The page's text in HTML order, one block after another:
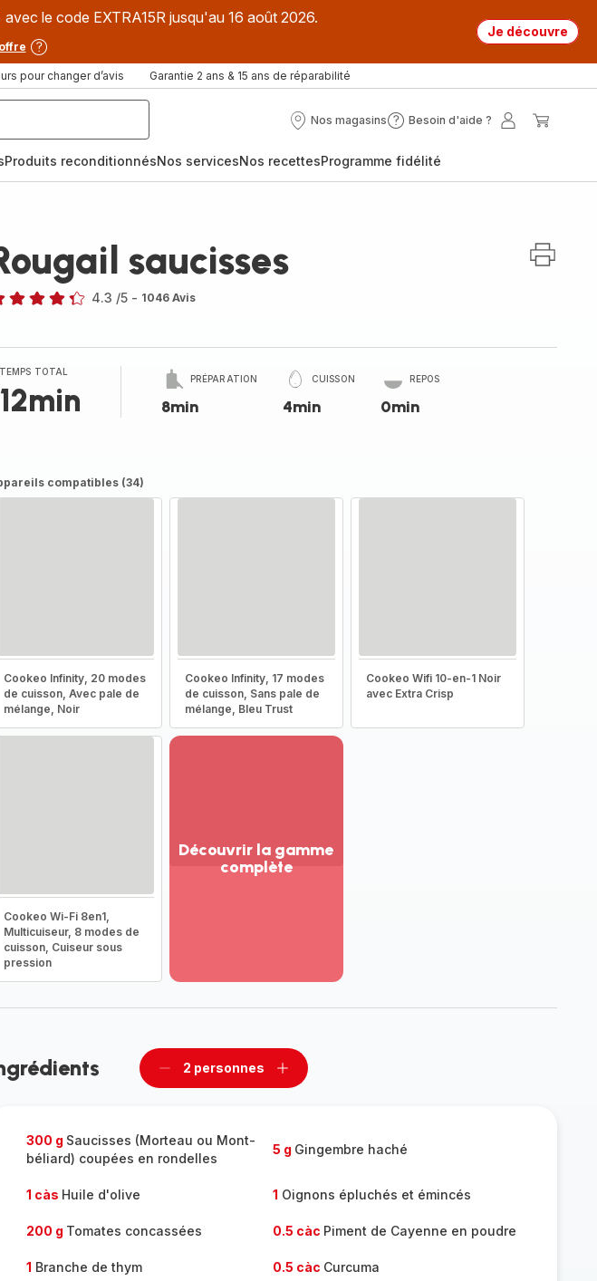
le code EXTRA15R jusqu'au 16 août 2026.
Je découvre
pour changer d’avis Garantie 2 ans & 15 ans de réparabilité
Nos magasins
Nos
Besoin d'aide ?
Besoin
?
Mon
Produits reconditionnésNos servicesNos recettesProgramme fidélité
saucisses
4.3 /5 - 1046 Avis
TEMPS TOTAL
12min
PRÉPARATION
8min
CUISSON
4min
REPOS
0min
compatibles (34)
Cookeo Infinity, 20 modes
de cuisson, Avec pale de
mélange, Noir
Cookeo Infinity, 17 modes
de cuisson, Sans pale de
mélange, Bleu Trust
Cookeo Wifi 10-en-1 Noir
avec Extra Crisp
Cookeo Wi-Fi 8en1,
Multicuiseur, 8 modes de
cuisson, Cuiseur sous
pression
Découvrir la gamme
complète
-
Supprimer
2 personnes
Ajouter
300 g Saucisses (Morteau ou Mont-
béliard) coupées en rondelles
5 g Gingembre haché
1 càs Huile d'olive 1 Oignons épluchés et émincés
200 g Tomates concassées 0.5 càc Piment de Cayenne en poudre
1 Branche de thym 0.5 càc Curcuma